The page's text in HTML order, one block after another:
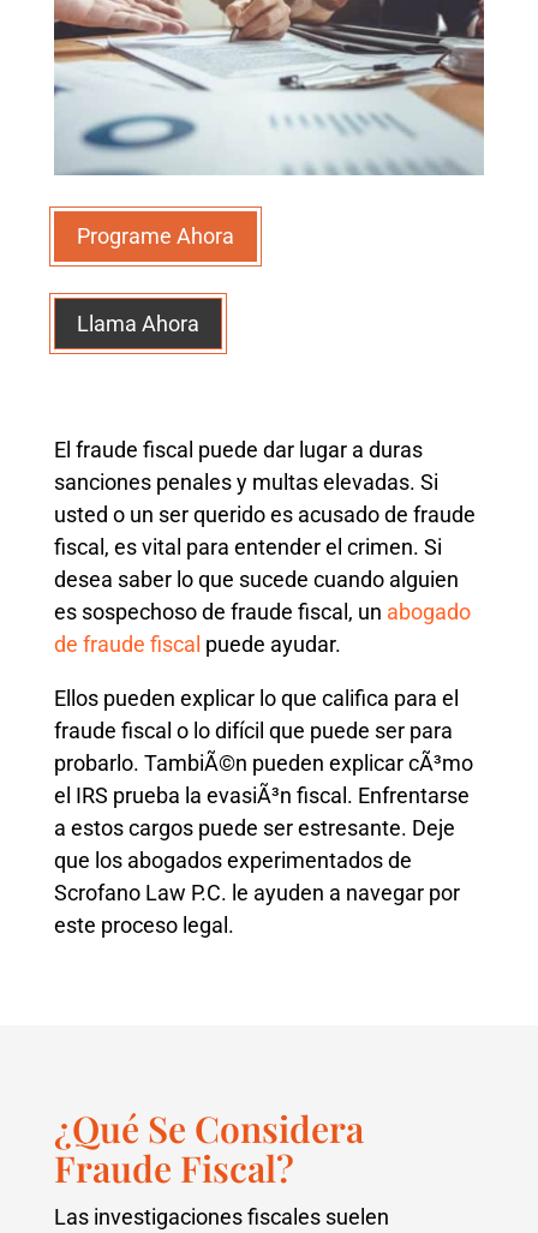
Programe Ahora
Llama Ahora
El fraude fiscal puede dar lugar a duras
sanciones penales y multas elevadas. Si
usted o un ser querido es acusado de fraude
fiscal, es vital para entender el crimen. Si
desea saber lo que sucede cuando alguien
es sospechoso de fraude fiscal, un abogado
de fraude fiscal puede ayudar.
Ellos pueden explicar lo que califica para el
fraude fiscal o lo difícil que puede ser para
probarlo. TambiÃ©n pueden explicar cÃ³mo
el IRS prueba la evasiÃ³n fiscal. Enfrentarse
a estos cargos puede ser estresante. Deje
que los abogados experimentados de
Scrofano Law P.C. le ayuden a navegar por
este proceso legal.
¿Qué Se Considera
Fraude Fiscal?
Las investigaciones fiscales suelen